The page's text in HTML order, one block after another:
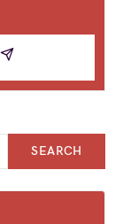
SEARCH